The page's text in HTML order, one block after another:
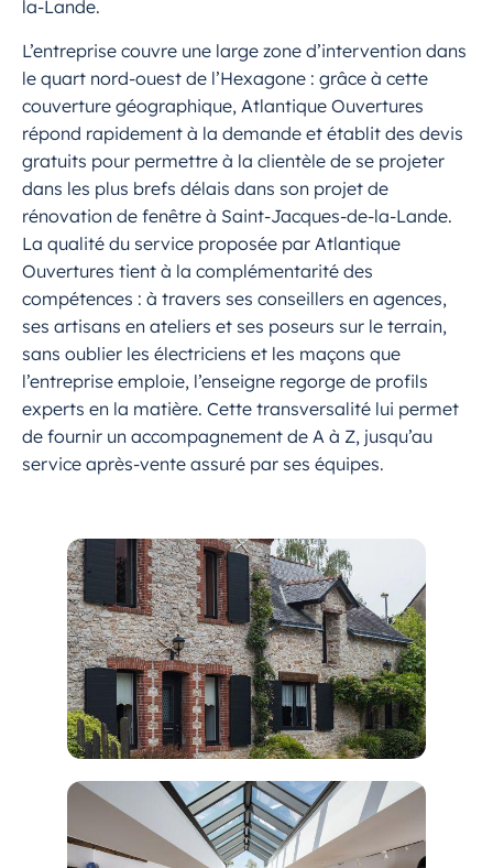
la-Lande.
L’entreprise couvre une large zone d’intervention dans
le quart nord-ouest de l’Hexagone : grâce à cette
couverture géographique, Atlantique Ouvertures
répond rapidement à la demande et établit des devis
gratuits pour permettre à la clientèle de se projeter
dans les plus brefs délais dans son projet de
rénovation de fenêtre à Saint-Jacques-de-la-Lande.
La qualité du service proposée par Atlantique
Ouvertures tient à la complémentarité des
compétences : à travers ses conseillers en agences,
ses artisans en ateliers et ses poseurs sur le terrain,
sans oublier les électriciens et les maçons que
l’entreprise emploie, l’enseigne regorge de profils
experts en la matière. Cette transversalité lui permet
de fournir un accompagnement de A à Z, jusqu’au
service après-vente assuré par ses équipes.